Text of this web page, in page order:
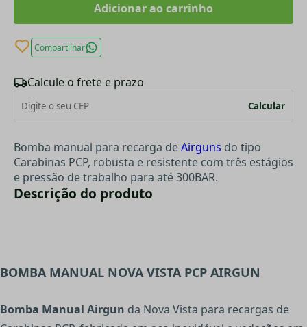
Adicionar ao carrinho
Compartilhar
Calcule o frete e prazo
Calcular
Bomba manual para recarga deAirguns do tipo
Carabinas PCP, robusta e resistente com três estágios
e pressão de trabalho para até 300BAR.
Descrição do produto
BOMBA MANUAL NOVA VISTA PCP AIRGUN
Bomba Manual Airgun da Nova Vista para recargas de